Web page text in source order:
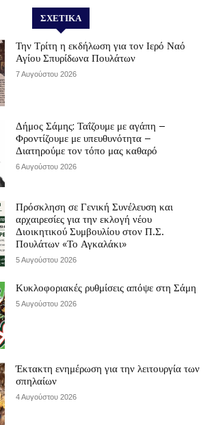
ΣΧΕΤΙΚΆ
Την Τρίτη η εκδήλωση για τον Ιερό Ναό
Αγίου Σπυρίδωνα Πουλάτων
7 Αυγούστου 2026
Δήμος Σάμης: Ταΐζουμε με αγάπη –
Φροντίζουμε με υπευθυνότητα –
Διατηρούμε τον τόπο μας καθαρό
6 Αυγούστου 2026
Πρόσκληση σε Γενική Συνέλευση και
αρχαιρεσίες για την εκλογή νέου
Διοικητικού Συμβουλίου στον Π.Σ.
Πουλάτων «Το Αγκαλάκι»
5 Αυγούστου 2026
Κυκλοφοριακές ρυθμίσεις απόψε στη Σάμη
5 Αυγούστου 2026
Έκτακτη ενημέρωση για την λειτουργία των
σπηλαίων
4 Αυγούστου 2026